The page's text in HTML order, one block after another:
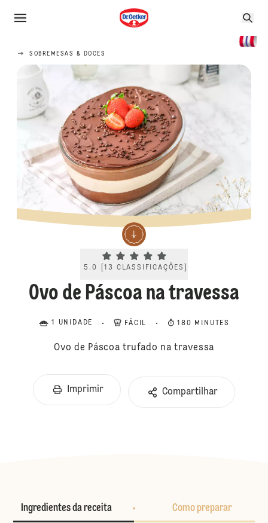
SOBREMESAS & DOCES
Current rating 5.0. Click to rate.
5.0 [13 CLASSIFICAÇÕES
Ovo de Páscoa na travessa
1 UNIDADE FÁCIL 180 MINUTES
Ovo de Páscoa trufado na travessa
Imprimir Compartilhar
Ingredientes da receita Como preparar